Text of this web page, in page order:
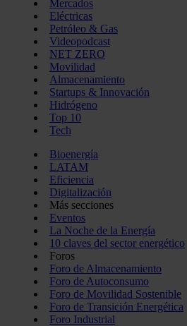
Mercados
Eléctricas
Petróleo & Gas
Videopodcast
NET ZERO
Movilidad
Almacenamiento
Startups & Innovación
Hidrógeno
Top 10
Tech
Bioenergía
LATAM
Eficiencia
Digitalización
Más secciones
Eventos
La Noche de la Energía
10 claves del sector energético
Foros
Foro de Almacenamiento
Foro de Autoconsumo
Foro de Movilidad Sostenible
Foro de Transición Energética
Foro Industrial